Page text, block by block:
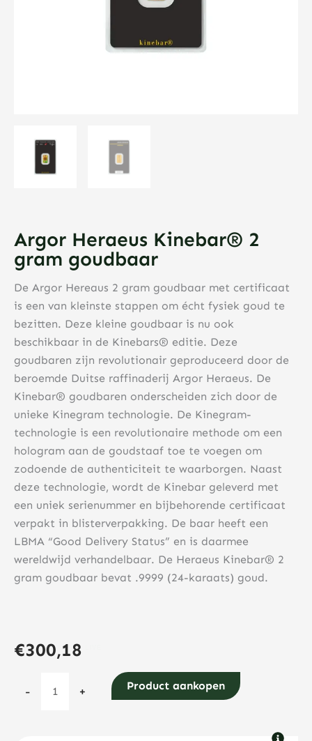
Argor Heraeus Kinebar® 2
gram goudbaar
De Argor Hereaus 2 gram goudbaar met certificaat
is een van kleinste stappen om écht fysiek goud te
bezitten. Deze kleine goudbaar is nu ook
beschikbaar in de Kinebars® editie. Deze
goudbaren zijn revolutionair geproduceerd door de
beroemde Duitse raffinaderij Argor Heraeus. De
Kinebar® goudbaren onderscheiden zich door de
unieke Kinegram technologie. De Kinegram-
technologie is een revolutionaire methode om een ​​
hologram aan de goudstaaf toe te voegen om
zodoende de authenticiteit te waarborgen. Naast
deze technologie, wordt de Kinebar geleverd met
een uniek serienummer en bijbehorende certificaat
verpakt in blisterverpakking. De baar heeft een
LBMA “Good Delivery Status” en is daarmee
wereldwijd verhandelbaar. De Heraeus Kinebar® 2
gram goudbaar bevat .9999 (24-karaats) goud.
€300,18
-
Heraeus
+ Product aankopen